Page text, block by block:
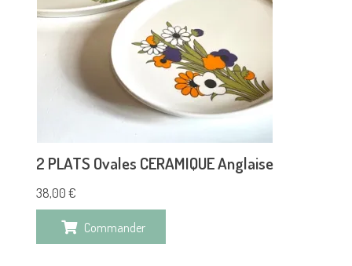
2 PLATS Ovales CERAMIQUE Anglaise
38,00 €
Commander